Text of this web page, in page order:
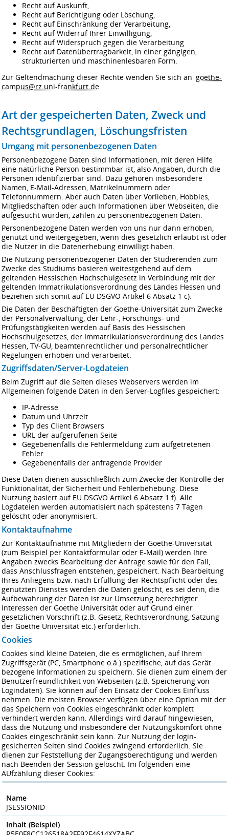
Recht auf Auskunft,
Recht auf Berichtigung oder Löschung,
Recht auf Einschränkung der Verarbeitung,
Recht auf Widerruf Ihrer Einwilligung,
Recht auf Widerspruch gegen die Verarbeitung
Recht auf Datenübertragbarkeit, in einer gängigen,
strukturierten und maschinenlesbaren Form.
Zur Geltendmachung dieser Rechte wenden Sie sich an goethe-
campus@rz.uni-frankfurt.de
Art der gespeicherten Daten, Zweck und
Rechtsgrundlagen, Löschungsfristen
Umgang mit personenbezogenen Daten
Personenbezogene Daten sind Informationen, mit deren Hilfe
eine natürliche Person bestimmbar ist, also Angaben, durch die
Personen identifizierbar sind. Dazu gehören insbesondere
Namen, E-Mail-Adressen, Matrikelnummern oder
Telefonnummern. Aber auch Daten über Vorlieben, Hobbies,
Mitgliedschaften oder auch Informationen über Webseiten, die
aufgesucht wurden, zählen zu personen­bezogenen Daten.
Personenbezogene Daten werden von uns nur dann erhoben,
genutzt und weitergegeben, wenn dies gesetzlich erlaubt ist oder
die Nutzer in die Datenerhebung einwilligt haben.
Die Nutzung personenbezogener Daten der Studierenden zum
Zwecke des Studiums basieren weitestgehend auf dem
geltenden Hessischen Hochschulgesetz in Verbindung mit der
geltenden Immatrikulationsverordnung des Landes Hessen und
beziehen sich somit auf EU DSGVO Artikel 6 Absatz 1 c).
Die Daten der Beschäftigten der Goethe-Universität zum Zwecke
der Personal­verwaltung, der Lehr-, Forschungs- und
Prüfungstätigkeiten werden auf Basis des Hessischen
Hochschulgesetzes, der Immatrikulations­verordnung des Landes
Hessen, TV-GU, beamtenrechtlicher und personalrechtlicher
Regelungen erhoben und verarbeitet.
Zugriffsdaten/Server-Logdateien
Beim Zugriff auf die Seiten dieses Webservers werden im
Allgemeinen folgende Daten in den Server-Logfiles gespeichert:
IP-Adresse
Datum und Uhrzeit
Typ des Client Browsers
URL der aufgerufenen Seite
Gegebenenfalls die Fehlermeldung zum aufgetretenen
Fehler
Gegebenenfalls der anfragende Provider
Diese Daten dienen ausschließlich zum Zwecke der Kontrolle der
Funktionalität, der Sicherheit und Fehlerbehebung. Diese
Nutzung basiert auf EU DSGVO Artikel 6 Absatz 1 f). Alle
Logdateien werden automatisiert nach spätestens 7 Tagen
gelöscht oder anonymisiert.
Kontaktaufnahme
Zur Kontaktaufnahme mit Mitgliedern der Goethe-Universität
(zum Beispiel per Kontaktformular oder E-Mail) werden Ihre
Angaben zwecks Bearbeitung der Anfrage sowie für den Fall,
dass Anschluss­fragen entstehen, gespeichert. Nach Bearbeitung
Ihres Anliegens bzw. nach Erfüllung der Rechtspflicht oder des
genutzten Dienstes werden die Daten gelöscht, es sei denn, die
Aufbewahrung der Daten ist zur Umsetzung berechtigter
Interessen der Goethe Universität oder auf Grund einer
gesetzlichen Vorschrift (z.B. Gesetz, Rechtsverordnung, Satzung
der Goethe Universität etc.) erforderlich.
Cookies
Cookies sind kleine Dateien, die es ermöglichen, auf Ihrem
Zugriffsgerät (PC, Smartphone o.ä.) spezifische, auf das Gerät
bezogene Informationen zu speichern. Sie dienen zum einem der
Benutzerfreundlichkeit von Webseiten (z.B. Speicherung von
Logindaten). Sie können auf den Einsatz der Cookies Einfluss
nehmen. Die meisten Browser verfügen über eine Option mit der
das Speichern von Cookies eingeschränkt oder komplett
verhindert werden kann. Allerdings wird darauf hingewiesen,
dass die Nutzung und insbesondere der Nutzungskomfort ohne
Cookies eingeschränkt sein kann. Zur Nutzung der login-
gesicherten Seiten sind Cookies zwingend erforderlich. Sie
dienen zur Feststellung der Zugangs­berechtigung und werden
nach Beenden der Session gelöscht. Im folgenden eine
AUfzählung dieser Cookies:
Name
JSESSIONID
Inhalt (Beispiel)